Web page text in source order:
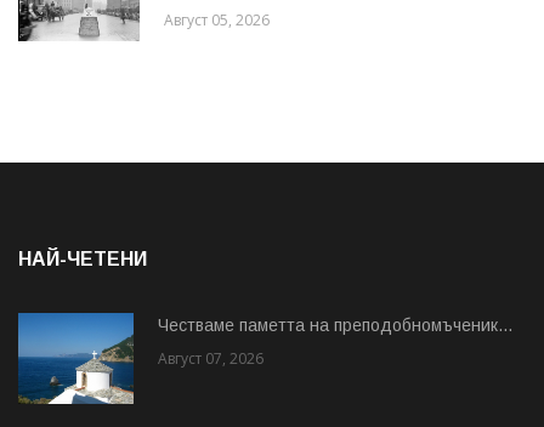
Август 05, 2026
НАЙ-ЧЕТЕНИ
Честваме паметта на преподобномъченик...
Август 07, 2026